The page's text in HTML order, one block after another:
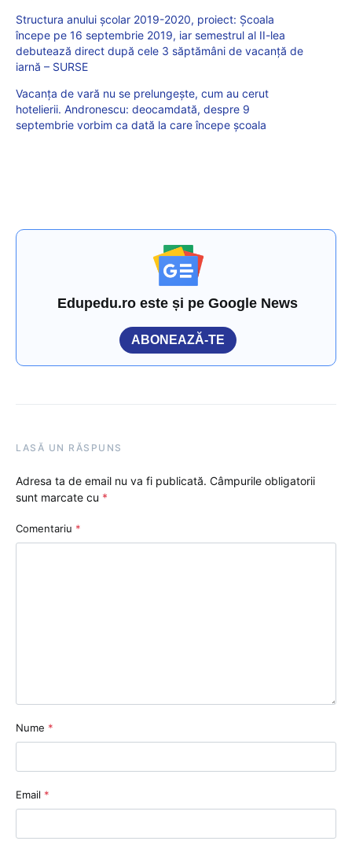
Structura anului școlar 2019-2020, proiect: Școala
începe pe 16 septembrie 2019, iar semestrul al II-lea
debutează direct după cele 3 săptămâni de vacanță de
iarnă – SURSE
Vacanța de vară nu se prelungește, cum au cerut
hotelierii. Andronescu: deocamdată, despre 9
septembrie vorbim ca dată la care începe școala
Edupedu.ro este și pe Google News
ABONEAZĂ-TE
LASĂ UN RĂSPUNS
Adresa ta de email nu va fi publicată. Câmpurile obligatorii
sunt marcate cu *
Comentariu *
Nume *
Email *